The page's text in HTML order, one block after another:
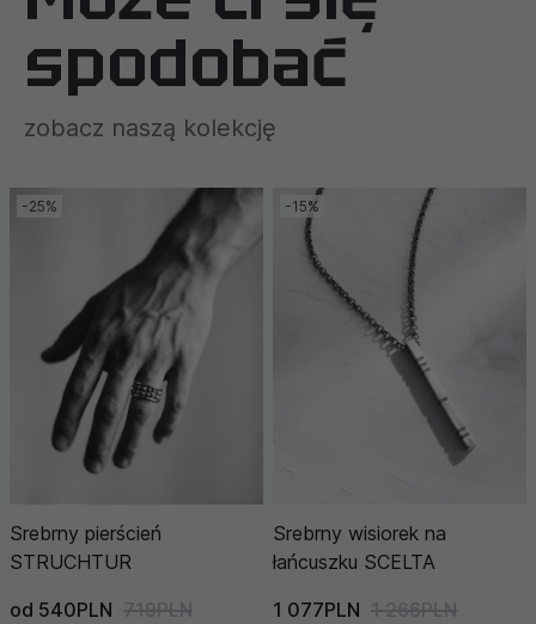
spodobać
zobacz naszą kolekcję
-25%
Srebrny pierścień
STRUCHTUR
od 540PLN 719PLN
-15%
Srebrny wisiorek na
łańcuszku SCELTA
1 077PLN 1 266PLN